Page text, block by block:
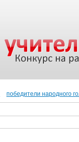
победители народного